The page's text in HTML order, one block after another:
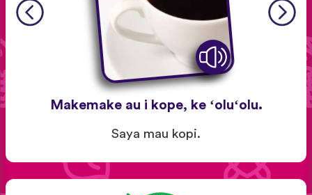
Makemake au i kope, ke ʻoluʻolu.
Saya mau kopi.